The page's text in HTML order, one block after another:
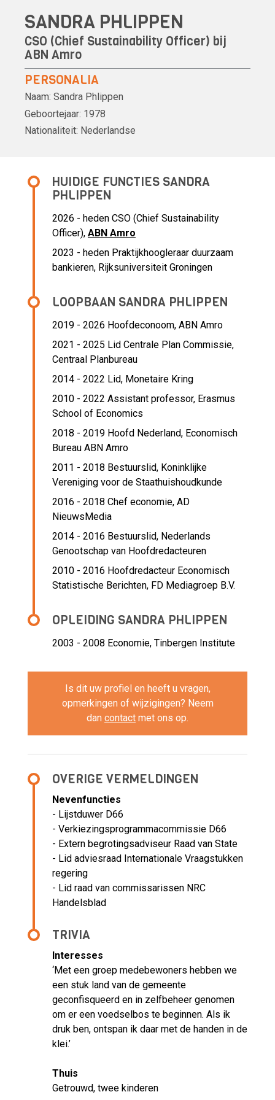
SANDRA PHLIPPEN
CSO (Chief Sustainability Officer) bij
ABN Amro
PERSONALIA
Naam: Sandra Phlippen
Geboortejaar: 1978
Nationaliteit: Nederlandse
HUIDIGE FUNCTIES SANDRA
PHLIPPEN
2026 - heden CSO (Chief Sustainability
Officer), ABN Amro
2023 - heden Praktijkhoogleraar duurzaam
bankieren, Rijksuniversiteit Groningen
LOOPBAAN SANDRA PHLIPPEN
2019 - 2026 Hoofdeconoom, ABN Amro
2021 - 2025 Lid Centrale Plan Commissie,
Centraal Planbureau
2014 - 2022 Lid, Monetaire Kring
2010 - 2022 Assistant professor, Erasmus
School of Economics
2018 - 2019 Hoofd Nederland, Economisch
Bureau ABN Amro
2011 - 2018 Bestuurslid, Koninklijke
Vereniging voor de Staathuishoudkunde
2016 - 2018 Chef economie, AD
NieuwsMedia
2014 - 2016 Bestuurslid, Nederlands
Genootschap van Hoofdredacteuren
2010 - 2016 Hoofdredacteur Economisch
Statistische Berichten, FD Mediagroep B.V.
OPLEIDING SANDRA PHLIPPEN
2003 - 2008 Economie, Tinbergen Institute
Is dit uw profiel en heeft u vragen,
opmerkingen of wijzigingen? Neem
dan contact met ons op.
OVERIGE VERMELDINGEN
Nevenfuncties
- Lijstduwer D66
- Verkiezingsprogrammacommissie D66
- Extern begrotingsadviseur Raad van State
- Lid adviesraad Internationale Vraagstukken
regering
- Lid raad van commissarissen NRC
Handelsblad
TRIVIA
Interesses
‘Met een groep medebewoners hebben we
een stuk land van de gemeente
geconfisqueerd en in zelfbeheer genomen
om er een voedselbos te beginnen. Als ik
druk ben, ontspan ik daar met de handen in de
klei.’
Thuis
Getrouwd, twee kinderen